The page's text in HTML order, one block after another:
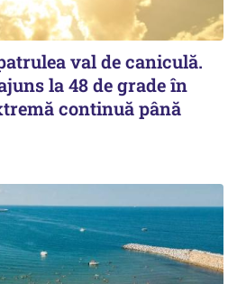
val de caniculă.
la 48 de grade în
continuă până